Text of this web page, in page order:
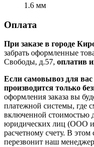
1.6 мм
Оплата
При заказе в городе
забрать оформленные
Свободы, д.57, оплатив
Если самовывоз для вас
производится только
оформления заказа вы
платежной системы, где
включенной стоимостью
юридических лиц (ООО
расчетному счету. В этом
перезвонит наш